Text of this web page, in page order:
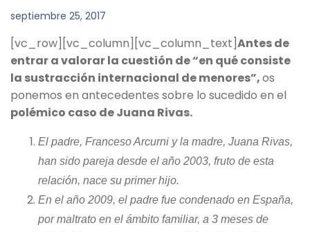
septiembre 25, 2017
[vc_row][vc_column][vc_column_text]Antes de
entrar a valorar la cuestión de “en qué consiste
la sustracción internacional de menores”,os
ponemos en antecedentes sobre lo sucedido en el
polémico caso de Juana Rivas.
El padre, Franceso Arcurni y la madre, Juana Rivas,
han sido pareja desde el año 2003, fruto de esta
relación, nace su primer hijo.
En el año 2009, el padre fue condenado en España,
por maltrato en el ámbito familiar, a 3 meses de